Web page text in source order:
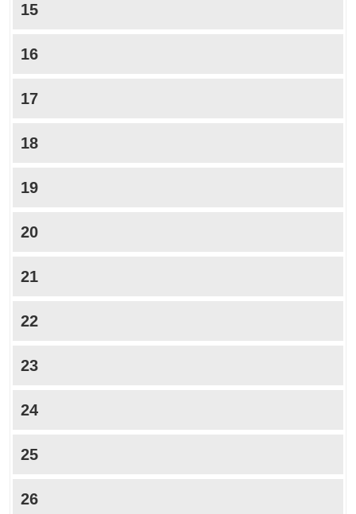
15
16
17
18
19
20
21
22
23
24
25
26